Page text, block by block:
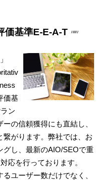
価基準E-E-A-T
価基
ン
の信頼獲得にも直結し、
がります。弊社では、お
グし、最新のAIO/SEOで重
応を行っております。
ユーザー数だけでなく、